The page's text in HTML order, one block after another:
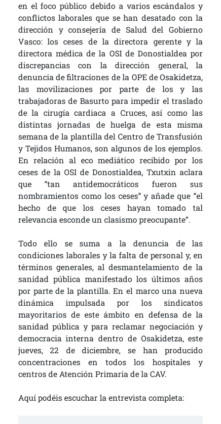
en el foco público debido a varios escándalos y
conflictos laborales que se han desatado con la
dirección y consejería de Salud del Gobierno
Vasco: los ceses de la directora gerente y la
directora médica de la OSI de Donostialdea por
discrepancias con la dirección general, la
denuncia de filtraciones de la OPE de Osakidetza,
las movilizaciones por parte de los y las
trabajadoras de Basurto para impedir el traslado
de la cirugía cardiaca a Cruces, así como las
distintas jornadas de huelga de esta misma
semana de la plantilla del Centro de Transfusión
y Tejidos Humanos, son algunos de los ejemplos.
En relación al eco mediático recibido por los
ceses de la OSI de Donostialdea, Txutxin aclara
que “tan antidemocráticos fueron sus
nombramientos como los ceses” y añade que “el
hecho de que los ceses hayan tomado tal
relevancia esconde un clasismo preocupante”.
Todo ello se suma a la denuncia de las
condiciones laborales y la falta de personal y, en
términos generales, al desmantelamiento de la
sanidad pública manifestado los últimos años
por parte de la plantilla. En el marco una nueva
dinámica impulsada por los sindicatos
mayoritarios de este ámbito en defensa de la
sanidad pública y para reclamar negociación y
democracia interna dentro de Osakidetza, este
jueves, 22 de diciembre, se han producido
concentraciones en todos los hospitales y
centros de Atención Primaria de la CAV.
Aquí podéis escuchar la entrevista completa: